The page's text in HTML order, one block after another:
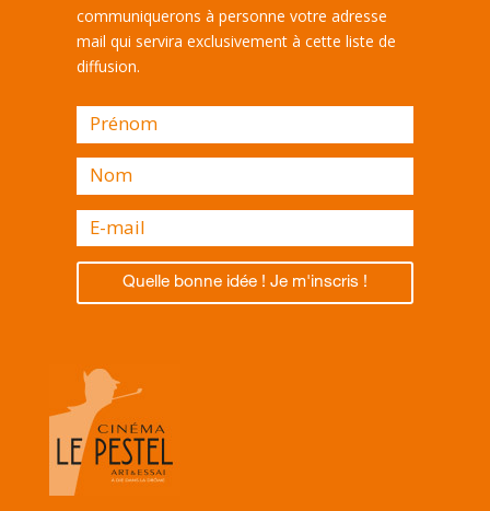
communiquerons à personne votre adresse
mail qui servira exclusivement à cette liste de
diffusion.
Quelle bonne idée ! Je m'inscris !